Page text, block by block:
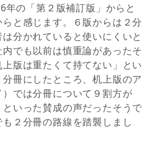
年の「第２版補訂版」からと
と感じます。６版からは２分
分かれていると使いにくいと
でも以前は慎重論があったそ
版は重たくて持てない」とい
冊にしたところ、机上版のア
では分冊について９割方が
といった賛成の声だったそうで
２分冊の路線を踏襲しまし